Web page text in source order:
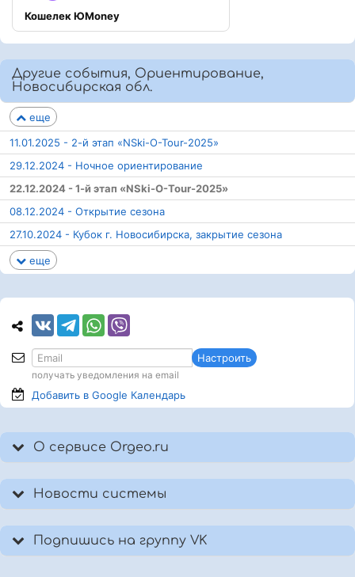
Кошелек ЮMoney
Другие события, Ориентирование,
Новосибирская обл.
еще
11.01.2025 - 2-й этап «NSki-O-Tour-2025»
29.12.2024 - Ночное ориентирование
22.12.2024 - 1-й этап «NSki-O-Tour-2025»
08.12.2024 - Открытие сезона
27.10.2024 - Кубок г. Новосибирска, закрытие сезона
еще
Настроить
получать уведомления на email
Добавить в Google Календарь
О сервисе Orgeo.ru
Новости системы
Подпишись на группу VK